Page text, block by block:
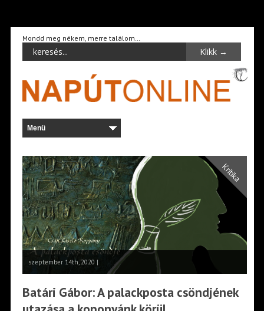
Mondd meg nékem, merre találom…
Kritika
szeptember 14th, 2020 |
Batári Gábor: A palackposta csöndjének